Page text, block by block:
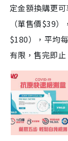
定金額換購更
（單售價$39
$180），平均
有限，售完即止